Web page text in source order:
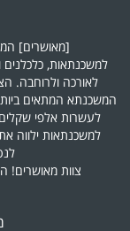
[מאושרים]
למשכנתאות,
לאורכה ולרוחבה.
המשכנתא המתאים
לעשרות אלפי
למשכנתאות ילווה
צוות מאושרים!